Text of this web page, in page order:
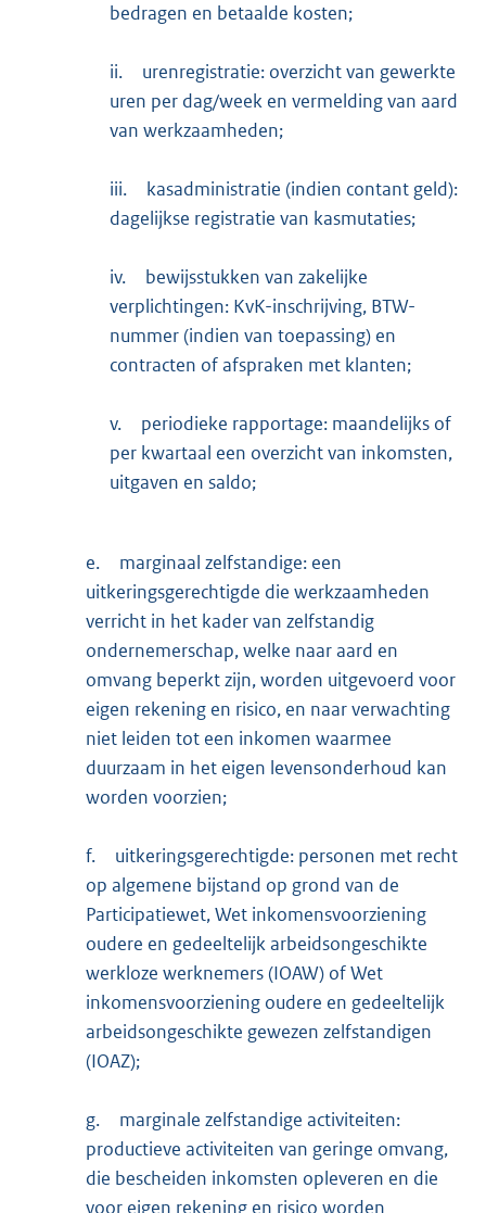
bedragen en betaalde kosten;
ii.
urenregistratie: overzicht van gewerkte
uren per dag/week en vermelding van aard
van werkzaamheden;
iii.
kasadministratie (indien contant geld):
dagelijkse registratie van kasmutaties;
iv.
bewijsstukken van zakelijke
verplichtingen: KvK-inschrijving, BTW-
nummer (indien van toepassing) en
contracten of afspraken met klanten;
v.
periodieke rapportage: maandelijks of
per kwartaal een overzicht van inkomsten,
uitgaven en saldo;
e.
marginaal zelfstandige: een
uitkeringsgerechtigde die werkzaamheden
verricht in het kader van zelfstandig
ondernemerschap, welke naar aard en
omvang beperkt zijn, worden uitgevoerd voor
eigen rekening en risico, en naar verwachting
niet leiden tot een inkomen waarmee
duurzaam in het eigen levensonderhoud kan
worden voorzien;
f.
uitkeringsgerechtigde: personen met recht
op algemene bijstand op grond van de
Participatiewet, Wet inkomensvoorziening
oudere en gedeeltelijk arbeidsongeschikte
werkloze werknemers (IOAW) of Wet
inkomensvoorziening oudere en gedeeltelijk
arbeidsongeschikte gewezen zelfstandigen
(IOAZ);
g.
marginale zelfstandige activiteiten:
productieve activiteiten van geringe omvang,
die bescheiden inkomsten opleveren en die
voor eigen rekening en risico worden